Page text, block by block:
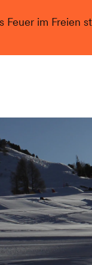
Feuer im Freien